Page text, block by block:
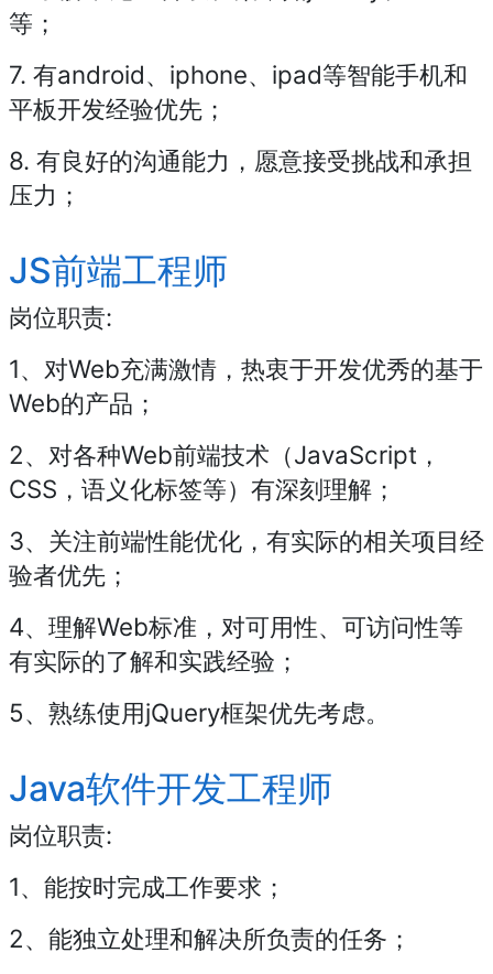
等；
7. 有android、iphone、ipad等智能手机和
平板开发经验优先；
8. 有良好的沟通能力，愿意接受挑战和承担
压力；
JS前端工程师
岗位职责:
1、对Web充满激情，热衷于开发优秀的基于
Web的产品；
2、对各种Web前端技术（JavaScript，
CSS，语义化标签等）有深刻理解；
3、关注前端性能优化，有实际的相关项目经
验者优先；
4、理解Web标准，对可用性、可访问性等
有实际的了解和实践经验；
5、熟练使用jQuery框架优先考虑。
Java软件开发工程师
岗位职责:
1、能按时完成工作要求；
2、能独立处理和解决所负责的任务；